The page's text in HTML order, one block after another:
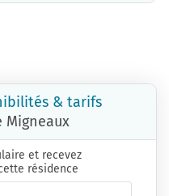
& tarifs
Migneaux
et recevez
résidence